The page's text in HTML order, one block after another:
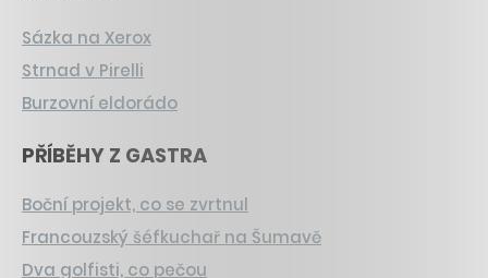
Sázka na Xerox
Strnad v Pirelli
Burzovní eldorádo
PŘÍBĚHY Z GASTRA
Boční projekt, co se zvrtnul
Francouzský šéfkuchař na Šumavě
Dva golfisti, co pečou